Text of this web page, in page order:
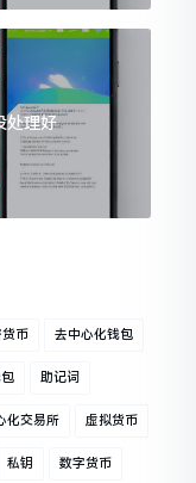
处理好
币 去中心化钱包
助记词
化交易所 虚拟货币
私钥 数字货币